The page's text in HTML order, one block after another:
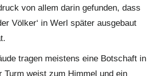
von allem darin gefunden, dass
Völker‘ in Werl später ausgebaut
tragen meistens eine Botschaft in
Turm weist zum Himmel und ein